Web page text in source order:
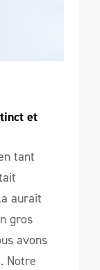
et
tant
aurait
gros
avons
Notre